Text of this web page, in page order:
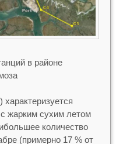
в районе
характеризуется
жарким сухим летом
количество
(примерно 17 % от